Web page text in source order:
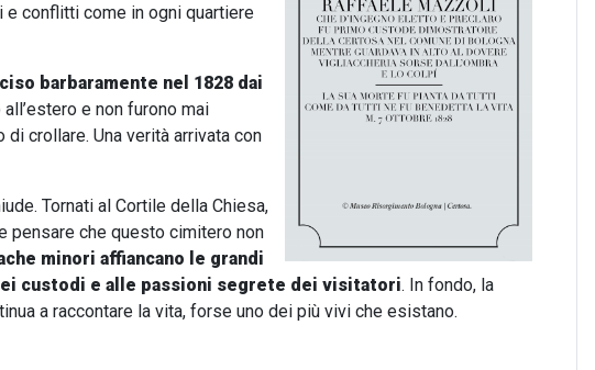
e conflitti come in ogni quartiere
barbaramente nel 1828 dai
e non furono mai
crollare. Una verità arrivata con
Tornati al Cortile della Chiesa,
pensare che questo cimitero non
minori affiancano le grandi
custodi e alle passioni segrete dei visitatori. In fondo, la
a raccontare la vita, forse uno dei più vivi che esistano.